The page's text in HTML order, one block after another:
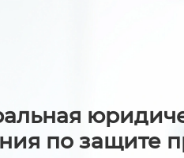
по защите